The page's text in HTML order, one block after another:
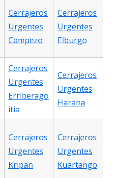
Cerrajeros
Urgentes
Campezo
Cerrajeros
Urgentes
Elburgo
Cerrajeros
Urgentes
Erriberago
itia
Cerrajeros
Urgentes
Harana
Cerrajeros
Urgentes
Kripan
Cerrajeros
Urgentes
Kuartango